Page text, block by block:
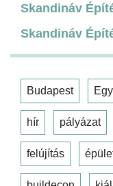
Skandináv
Skandináv
Budapest
hír pályázat
felújítás